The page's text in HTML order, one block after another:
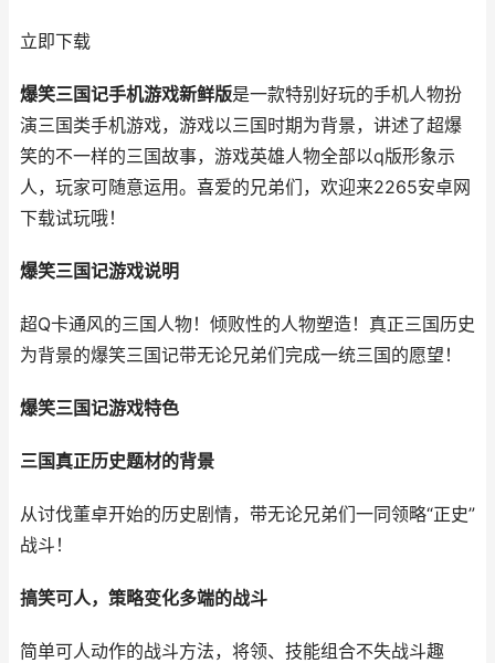
立即下载
爆笑三国记手机游戏新鲜版是一款特别好玩的手机人物扮
演三国类手机游戏，游戏以三国时期为背景，讲述了超爆
笑的不一样的三国故事，游戏英雄人物全部以q版形象示
人，玩家可随意运用。喜爱的兄弟们，欢迎来2265安卓网
下载试玩哦！
爆笑三国记游戏说明
超Q卡通风的三国人物！倾败性的人物塑造！真正三国历史
为背景的爆笑三国记带无论兄弟们完成一统三国的愿望！
爆笑三国记游戏特色
三国真正历史题材的背景
从讨伐董卓开始的历史剧情，带无论兄弟们一同领略“正史”
战斗！
搞笑可人，策略变化多端的战斗
简单可人动作的战斗方法，将领、技能组合不失战斗趣